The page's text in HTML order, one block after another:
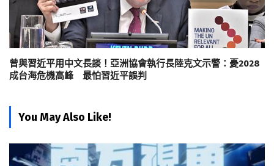
曾與習近平用中文長談！亞洲協會執行長陸克文示警：憂2028
成台海危機高峰 最怕習近平誤判
You May Also Like!